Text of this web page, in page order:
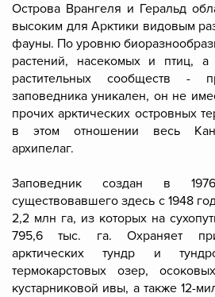
Острова Врангеля и Геральд
высоким для Арктики видовым
фауны. По уровню
растений, насекомых и птиц, а
растительных сообществ -
заповедника уникален, он не
прочих арктических островных
в этом отношении весь
архипелаг.
Заповедник cоздан в
существовавшего здесь с 1948
2,2 млн га, из которых на
795,6 тыс. га. Охраняет
арктических тундр и
термокарстовых озер,
кустарниковой ивы, а также 12-